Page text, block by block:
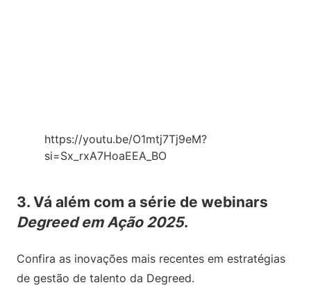
https://youtu.be/O1mtj7Tj9eM?
si=Sx_rxA7HoaEEA_BO
3. Vá além com a série de webinars
Degreed em Ação 2025.
Confira as inovações mais recentes em estratégias
de gestão de talento da Degreed.